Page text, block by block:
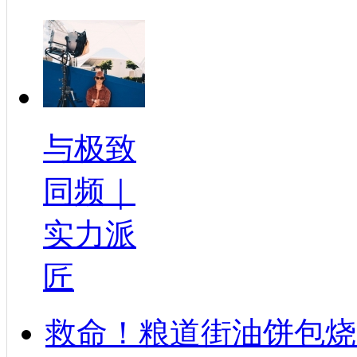
与极致
同频｜
实力派
匠
救命！粮道街油饼包